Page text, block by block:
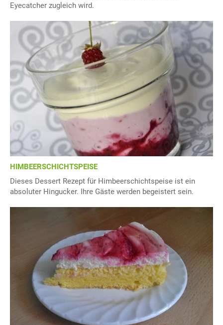
Eyecatcher zugleich wird.
HIMBEERSCHICHTSPEISE
Dieses Dessert Rezept für Himbeerschichtspeise ist ein
absoluter Hingucker. Ihre Gäste werden begeistert sein.